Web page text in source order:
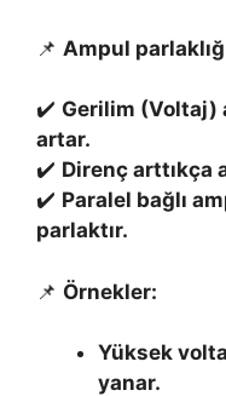
📌 Ampul
✔️ Gerilim (Voltaj)
artar.
✔️ Direnç arttıkça
✔️ Paralel bağlı
parlaktır.
📌 Örnekler:
Yüksek
yanar.